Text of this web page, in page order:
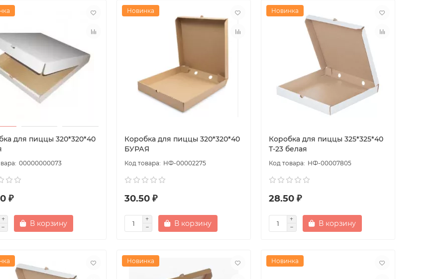
для пиццы 320*320*40
00000000073
₽
В корзину
Новинка
Коробка для пиццы 320*320*40
БУРАЯ
НФ-00002275
30.50 ₽
В корзину
Новинка
Коробка для пиццы 325*325*40
Т-23 белая
НФ-00007805
28.50 ₽
В корзину
Новинка Новинка